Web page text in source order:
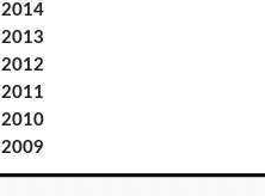
2014
2013
2012
2011
2010
2009